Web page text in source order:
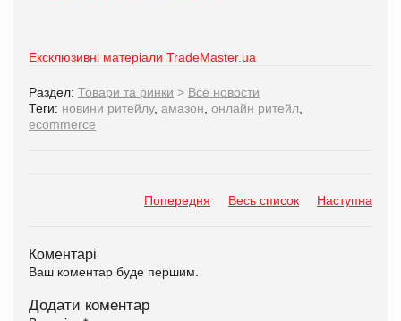
Ексклюзивні матеріали TradeMaster.ua
Раздел: Товари та ринки > Все новости
Теги: новини ритейлу, амазон онлайн ритейл
ecommerce
Попередня Весь список Наступна
Коментарі
Ваш коментар буде першим.
Додати коментар